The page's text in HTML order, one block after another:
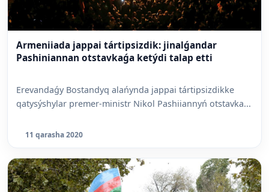
Armeniiada jappai tártipsizdik: jinalǵandar
Pashiniannan otstavkaǵa ketýdi talap etti
Erevandaǵy Bostandyq alańynda jappai tártipsizdikke
qatysýshylar premer-ministr Nikol Pashiiannyń otstavka...
11 qarasha 2020